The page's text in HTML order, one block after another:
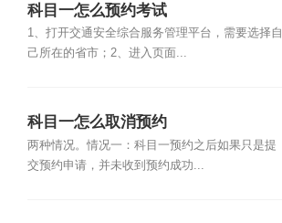
科目一怎么预约考试
1、打开交通安全综合服务管理平台，需要选择自
己所在的省市；2、进入页面...
科目一怎么取消预约
两种情况。情况一：科目一预约之后如果只是提
交预约申请，并未收到预约成功...